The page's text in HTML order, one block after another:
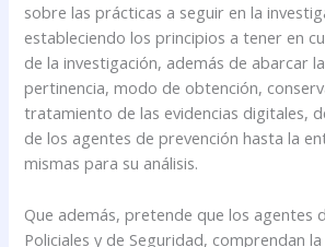
sobre las prácticas a seguir en la
estableciendo los principios a tener en
de la investigación, además de abarcar
pertinencia, modo de obtención,
tratamiento de las evidencias digitales,
de los agentes de prevención hasta la
mismas para su análisis.
Que además, pretende que los agentes
Policiales y de Seguridad, comprendan